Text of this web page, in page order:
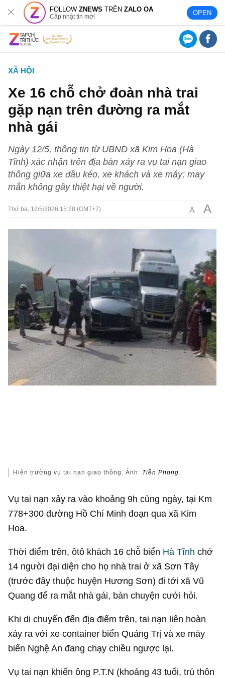
FOLLOWZNEWS TRÊNZALO OA
Cập nhật tin mới OPEN
XÃ HỘI
Xe 16 chỗ chở đoàn nhà trai
gặp nạn trên đường ra mắt
nhà gái
Ngày 12/5, thông tin từ UBND xã Kim Hoa (Hà
Tĩnh) xác nhận trên địa bàn xảy ra vụ tai nạn giao
thông giữa xe đầu kéo, xe khách và xe máy; may
mắn không gây thiệt hại về người.
Thứ ba, 12/5/2026 15:28 (GMT+7) A A
Hiện trường vụ tai nạn giao thông. Ảnh: Tiền Phong.
Vụ tai nạn xảy ra vào khoảng 9h cùng ngày, tại Km
778+300 đường Hồ Chí Minh đoạn qua xã Kim
Hoa.
Thời điểm trên, ôtô khách 16 chỗ biển Hà Tĩnh chở
14 người đại diện cho họ nhà trai ở xã Sơn Tây
(trước đây thuộc huyện Hương Sơn) đi tới xã Vũ
Quang để ra mắt nhà gái, bàn chuyện cưới hỏi.
Khi di chuyển đến địa điểm trên, tai nạn liên hoàn
xảy ra với xe container biển Quảng Trị và xe máy
biển Nghệ An đang chạy chiều ngược lại.
Vụ tai nạn khiến ông P.T.N (khoảng 43 tuổi, trú thôn